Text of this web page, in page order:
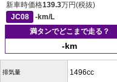
新車時価格139.3万円(税抜)
JC08
-km/L
満タンでどこまで走る？
-km
排気量 1496cc